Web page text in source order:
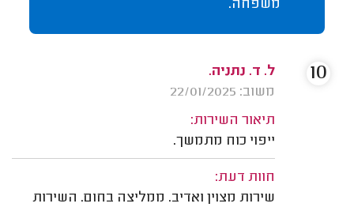
משפחה.
ל. ד. נתניה.
משוב: 22/01/2025
תיאור השירות:
ייפוי כוח מתמשך.
חוות דעת:
שירות מצוין ואדיב. ממליצה בחום. השירות
10